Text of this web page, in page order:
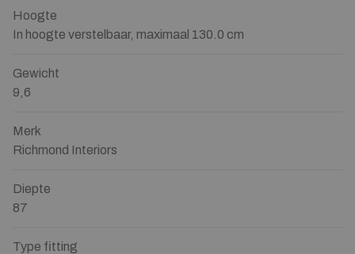
Hoogte
In hoogte verstelbaar, maximaal 130.0 cm
Gewicht
9,6
Merk
Richmond Interiors
Diepte
87
Type fitting